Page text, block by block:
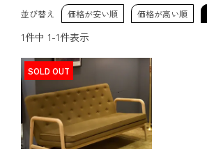
並び替え 価格が安い順 価格が高い順
1件中 1-1件表示
SOLD OUT